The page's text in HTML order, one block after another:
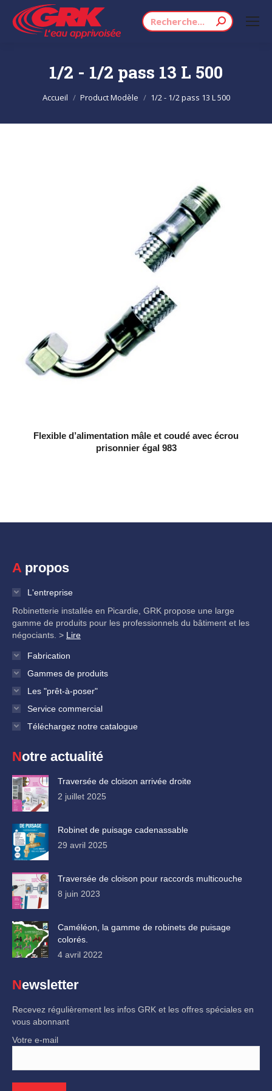
Recherche
1/2 - 1/2 pass 13 L 500
Vous êtes ici :
Accueil Product Modèle 1/2 - 1/2 pass 13 L 500
Flexible d’alimentation mâle et coudé avec écrou
prisonnier égal 983
A propos
L'entreprise
Robinetterie installée en Picardie, GRK propose une large
gamme de produits pour les professionnels du bâtiment et les
négociants. > Lire
Fabrication
Gammes de produits
Les "prêt-à-poser"
Service commercial
Téléchargez notre catalogue
Notre actualité
Traversée de cloison arrivée droite
2 juillet 2025
Robinet de puisage cadenassable
29 avril 2025
Traversée de cloison pour raccords multicouche
8 juin 2023
Caméléon, la gamme de robinets de puisage
colorés.
4 avril 2022
Newsletter
Recevez régulièrement les infos GRK et les offres spéciales en
vous abonnant
Votre e-mail